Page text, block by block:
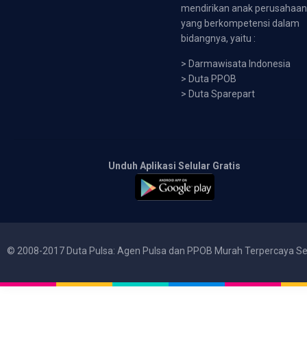
mendirikan anak perusahaan
yang berkompetensi dalam
bidangnya, yaitu :
> Darmawisata Indonesia
> Duta PPOB
> Duta Sparepart
Unduh Aplikasi Selular Gratis
© 2008-2017 Duta Pulsa: Agen Pulsa dan PPOB Murah Terpercaya